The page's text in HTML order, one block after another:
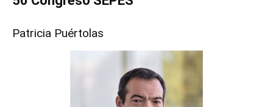
Patricia Puértolas